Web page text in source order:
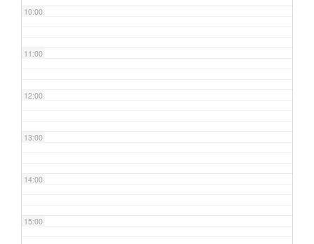
10:00
11:00
12:00
13:00
14:00
15:00